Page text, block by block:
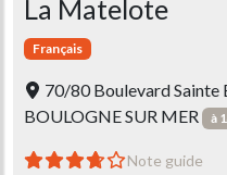
La Matelote
Français
70/80 Boulevard Sainte
BOULOGNE SUR MER
à
Note guide